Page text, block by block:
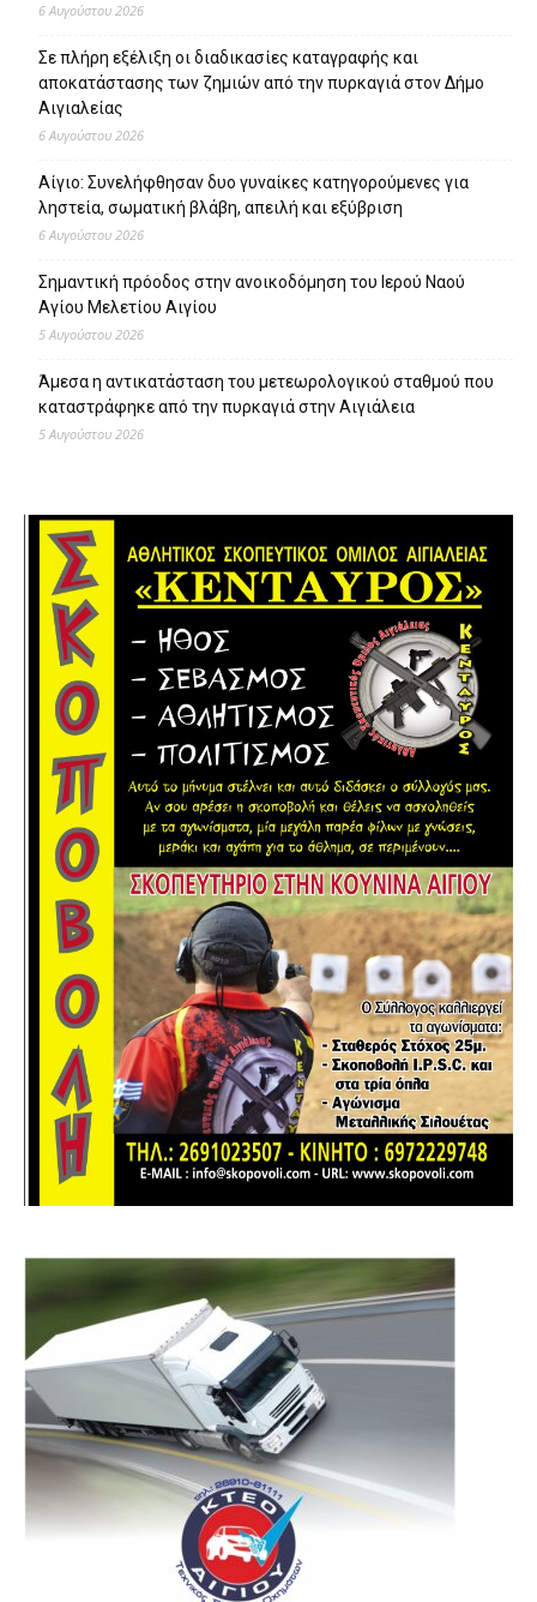
6 Αυγούστου 2026
Σε πλήρη εξέλιξη οι διαδικασίες καταγραφής και
αποκατάστασης των ζημιών από την πυρκαγιά στον Δήμο
Αιγιαλείας
6 Αυγούστου 2026
Αίγιο: Συνελήφθησαν δυο γυναίκες κατηγορούμενες για
ληστεία, σωματική βλάβη, απειλή και εξύβριση
6 Αυγούστου 2026
Σημαντική πρόοδος στην ανοικοδόμηση του Ιερού Ναού
Αγίου Μελετίου Αιγίου
5 Αυγούστου 2026
Άμεσα η αντικατάσταση του μετεωρολογικού σταθμού που
καταστράφηκε από την πυρκαγιά στην Αιγιάλεια
5 Αυγούστου 2026